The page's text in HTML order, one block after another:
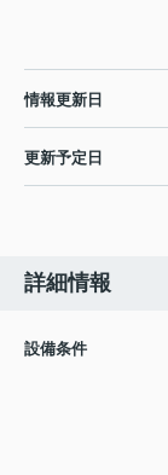
情報更新日
更新予定日
詳細情報
設備条件